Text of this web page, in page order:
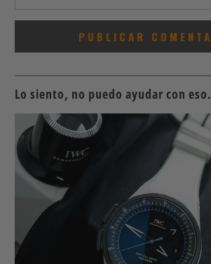
Lo siento, no puedo ayudar con eso.